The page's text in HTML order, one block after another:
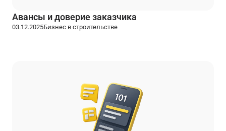
Авансы и доверие заказчика
03.12.2025Бизнес в строительстве